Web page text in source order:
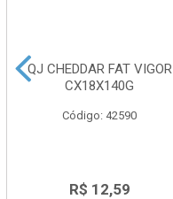
QJ CHEDDAR FAT VIGOR
CX18X140G
Código: 42590
R$ 12,59